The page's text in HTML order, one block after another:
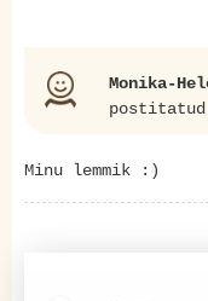
Monika-
postitatud
Minu lemmik :)